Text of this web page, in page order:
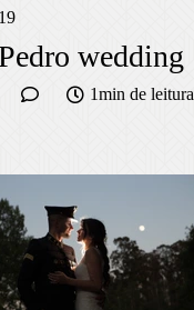
wedding
1min de leitura